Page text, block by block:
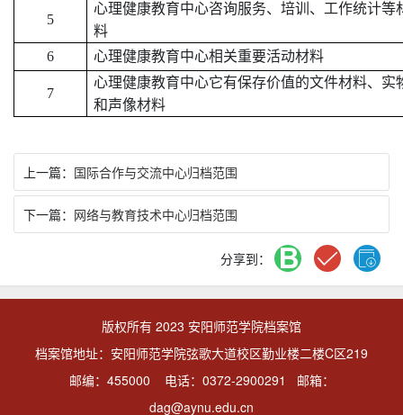
5
心理健康教育中心咨询服务、培训、工作统计等
料
6
心理健康教育中心相关重要活动材料
7
心理健康教育中心它有保存价值的文件材料、实
和声像材料
上一篇： 国际合作与交流中心归档范围
下一篇： 网络与教育技术中心归档范围
分享到：
版权所有 2023 安阳师范学院档案馆
档案馆地址：安阳师范学院弦歌大道校区勤业楼二楼C区219
邮编：455000 电话：0372-2900291 邮箱：
dag@aynu.edu.cn